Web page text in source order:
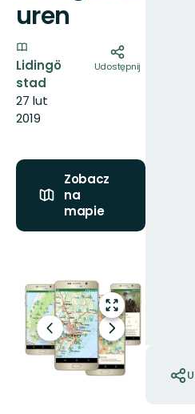
uren
Lidingö
stad
27 lut
2019
Udostępnij
Zobacz
na
mapie
Zdjęcia
Przejdź
do
trybu
Poprzedni
slajd
Następny
slajd